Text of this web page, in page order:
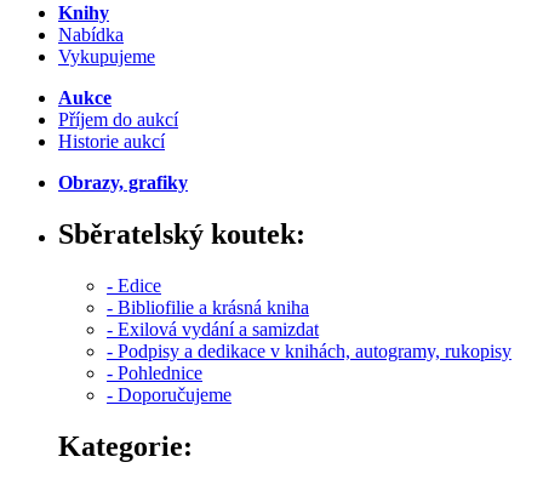
Knihy
Nabídka
Vykupujeme
Aukce
Příjem do aukcí
Historie aukcí
Obrazy, grafiky
Sběratelský koutek:
- Edice
- Bibliofilie a krásná kniha
- Exilová vydání a samizdat
- Podpisy a dedikace v knihách, autogramy, rukopisy
- Pohlednice
- Doporučujeme
Kategorie: